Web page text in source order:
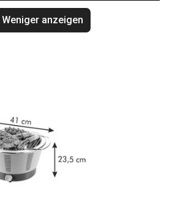
Weniger anzeigen